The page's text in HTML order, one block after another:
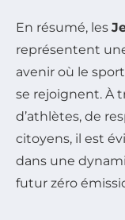
En résumé, les
représentent
avenir où le
se rejoignent. À
d’athlètes, de
citoyens, il est
dans une
futur zéro